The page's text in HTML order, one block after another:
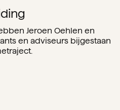
Jeroen Oehlen en
en adviseurs bijgestaan